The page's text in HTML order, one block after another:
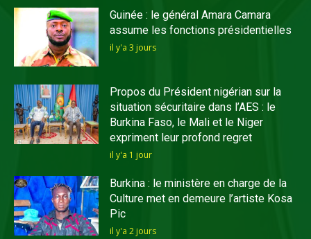
Guinée : le général Amara Camara
assume les fonctions présidentielles
il y'a 3 jours
Propos du Président nigérian sur la
situation sécuritaire dans l’AES : le
Burkina Faso, le Mali et le Niger
expriment leur profond regret
il y'a 1 jour
Burkina : le ministère en charge de la
Culture met en demeure l’artiste Kosa
Pic
il y'a 2 jours